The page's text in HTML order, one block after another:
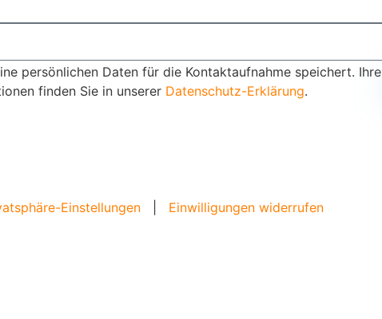
persönlichen Daten für die Kontaktaufnahme speichert. Ihre
finden Sie in unserer Datenschutz-Erklärung.
Einstellungen Einwilligungen widerrufen